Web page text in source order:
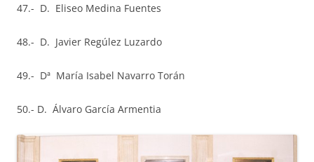
47.- D. Eliseo Medina Fuentes
48.- D. Javier Regúlez Luzardo
49.- Dª María Isabel Navarro Torán
50.- D. Álvaro García Armentia